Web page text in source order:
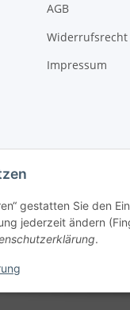
gestatten Sie den
jederzeit ändern
.
AGB
Widerrufsrecht
Impressum